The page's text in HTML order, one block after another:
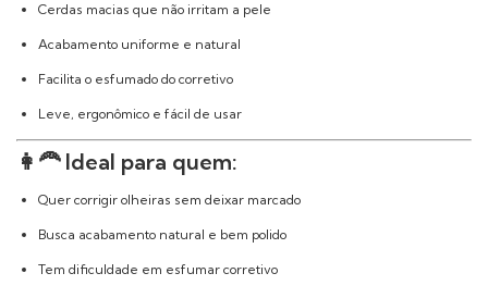
Cerdas macias que não irritam a pele
Acabamento uniforme e natural
Facilita o esfumado do corretivo
Leve, ergonômico e fácil de usar
👩‍🦰 Ideal para quem:
Quer corrigir olheiras sem deixar marcado
Busca acabamento natural e bem polido
Tem dificuldade em esfumar corretivo